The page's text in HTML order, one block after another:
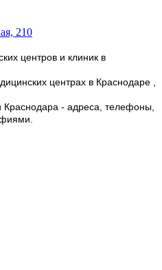
210
центров и клиник в
центрах в Краснодаре ,
- адреса, телефоны,